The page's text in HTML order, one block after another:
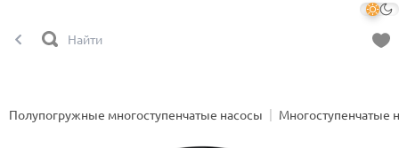
Полупогружные многоступенчатые насосы Многоступенчатые